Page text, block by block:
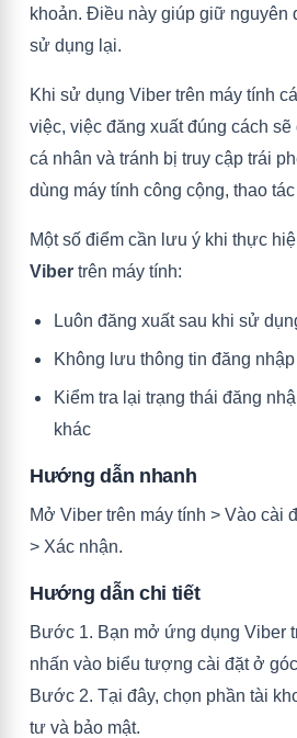
khoản. Điều này giúp giữ nguyên
sử dụng lại.
Khi sử dụng Viber trên máy tính
việc, việc đăng xuất đúng cách
cá nhân và tránh bị truy cập trái
dùng máy tính công cộng, thao
Một số điểm cần lưu ý khi thực
Viber trên máy tính:
Luôn đăng xuất sau khi sử
Không lưu thông tin đăng
Kiểm tra lại trạng thái đăng
khác
Hướng dẫn nhanh
Mở Viber trên máy tính > Vào cài
> Xác nhận.
Hướng dẫn chi tiết
Bước 1. Bạn mở ứng dụng Viber
nhấn vào biểu tượng cài đặt ở
Bước 2. Tại đây, chọn phần tài
tư và bảo mật.